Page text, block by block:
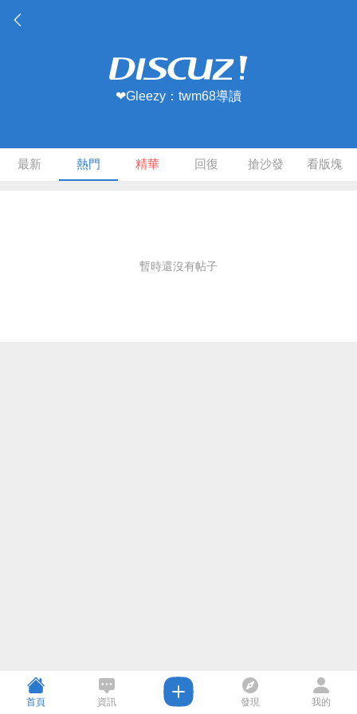
❤Gleezy：twm68導讀
最新 熱門 精華 回復 搶沙發 看版塊
暫時還沒有帖子
首頁 資訊 發現 我的